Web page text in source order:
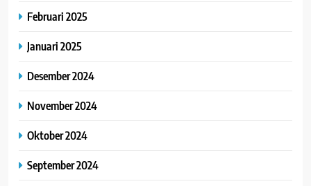
Februari 2025
Januari 2025
Desember 2024
November 2024
Oktober 2024
September 2024